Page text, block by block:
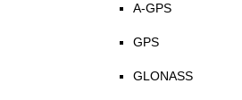
A-GPS
GPS
GLONASS